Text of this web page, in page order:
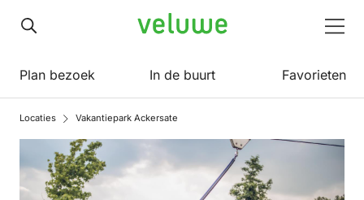
Veluwe
Plan bezoek In de buurt Favorieten
Locaties Vakantiepark Ackersate